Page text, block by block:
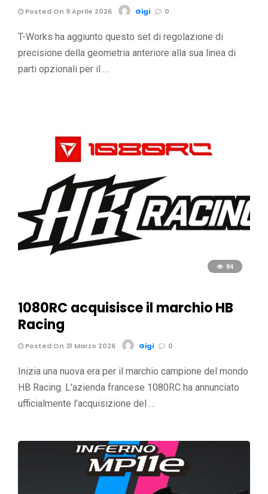
Posted On 9 Aprile 2026 Gigi 0
T-Works ha aggiunto questo set di regolazione di
precisione della geometria anteriore alla sua linea di
parti opzionali per il …
84
1080RC acquisisce il marchio HB
Racing
Posted On 31 Marzo 2026 Gigi 0
Inizia una nuova era per il marchio campione del mondo
HB Racing. L'azienda francese 1080RC ha annunciato
ufficialmente l'acquisizione del …